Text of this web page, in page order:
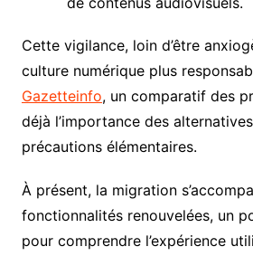
Cette vigilance, loin d’être
culture numérique plus
Gazetteinfo, un comparatif des
déjà l’importance des
précautions élémentaires.
À présent, la migration
fonctionnalités renouvelées, un
pour comprendre l’expérience